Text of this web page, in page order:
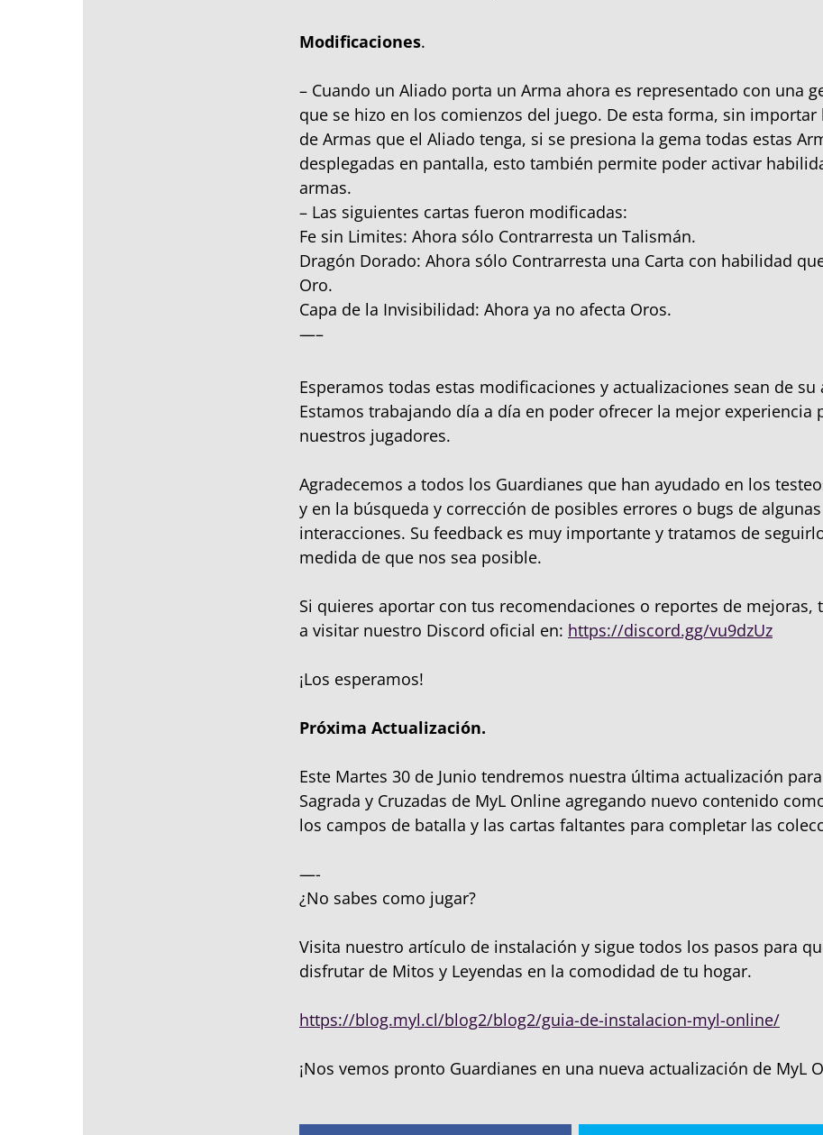
Modificaciones.
– Cuando un Aliado porta un Arma ahora es representado con una
que se hizo en los comienzos del juego. De esta forma, sin importar
de Armas que el Aliado tenga, si se presiona la gema todas estas
desplegadas en pantalla, esto también permite poder activar
armas.
– Las siguientes cartas fueron modificadas:
Fe sin Limites: Ahora sólo Contrarresta un Talismán.
Dragón Dorado: Ahora sólo Contrarresta una Carta con habilidad
Oro.
Capa de la Invisibilidad: Ahora ya no afecta Oros.
—–
Esperamos todas estas modificaciones y actualizaciones sean de su
Estamos trabajando día a día en poder ofrecer la mejor experiencia
nuestros jugadores.
Agradecemos a todos los Guardianes que han ayudado en los
y en la búsqueda y corrección de posibles errores o bugs de algunas
interacciones. Su feedback es muy importante y tratamos de
medida de que nos sea posible.
Si quieres aportar con tus recomendaciones o reportes de mejoras,
a visitar nuestro Discord oficial en: https://discord.gg/vu9dzUz
¡Los esperamos!
Próxima Actualización.
Este Martes 30 de Junio tendremos nuestra última actualización
Sagrada y Cruzadas de MyL Online agregando nuevo contenido
los campos de batalla y las cartas faltantes para completar las
—-
¿No sabes como jugar?
Visita nuestro artículo de instalación y sigue todos los pasos para
disfrutar de Mitos y Leyendas en la comodidad de tu hogar.
https://blog.myl.cl/blog2/blog2/guia-de-instalacion-myl-online/
¡Nos vemos pronto Guardianes en una nueva actualización de MyL